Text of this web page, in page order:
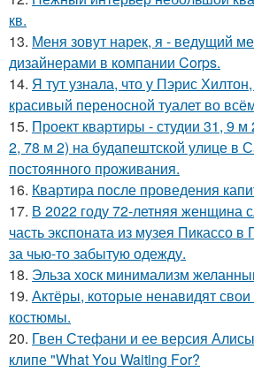
кв.
13. Меня зовут нарек, я - ведущий
дизайнерами в компании Corps.
14. Я тут узнала, что у Пэрис
красивый переносной туалет во
15. Проект квартиры - студии 31, 9
2, 78 м 2) на будапештской улице в
постоянного проживания.
16. Квартира после проведения
17. В 2022 году 72-летняя женщина
часть экспоната из музея Пикассо
за чью-то забытую одежду.
18. Эльза хоск минимализм
19. Актёры, которые ненавидят свои
костюмы.
20. Гвен Стефани и ее версия
клипе "What You Waiting For?